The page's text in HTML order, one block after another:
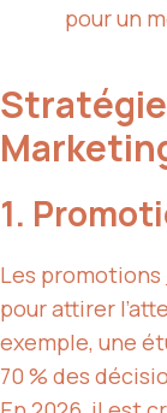
pour un
1.
Les promotions
pour attirer
exemple, une
70 % des